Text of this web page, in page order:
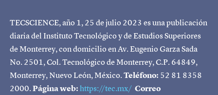
TECSCIENCE, año 1, 25 de julio 2023 es una publicación
diaria del Instituto Tecnológico y de Estudios Superiores
de Monterrey, con domicilio en Av. Eugenio Garza Sada
No. 2501, Col. Tecnológico de Monterrey, C.P. 64849,
Monterrey, Nuevo León, México.Teléfono: 52 81 8358
2000.Página web:https://tec.mx/ Correo